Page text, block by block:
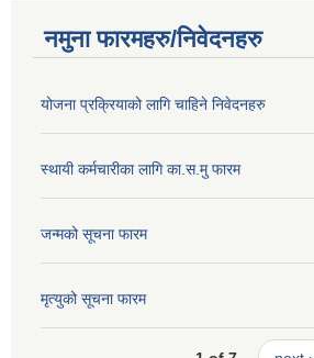
नमुना फारमहरु/निवेदनहरु
योजना प्रक्रियाको लागि चाहिने निवेदनहरु
स्थायी कर्मचारीका लागि का.स.मु फारम
जन्मको सूचना फारम
मृत्युको सूचना फारम